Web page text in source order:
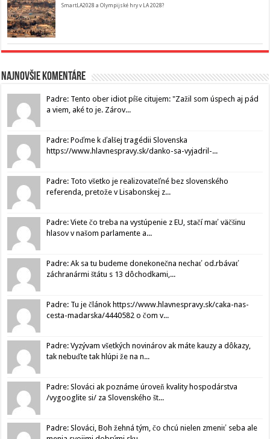
SmartLA2028 a Olympijské hry v LA 2028?
Najnovšie komentáre
Padre: Tento ober idiot píše citujem: "Zažil som úspech aj pád
a viem, aké to je. Zárov...
Padre: Poďme k ďalšej tragédii Slovenska
https://www.hlavnespravy.sk/danko-sa-vyjadril-...
Padre: Toto všetko je realizovateľné bez slovenského
referenda, pretože v Lisabonskej z...
Padre: Viete čo treba na vystúpenie z EU, stačí mať väčšinu
hlasov v našom parlamente a...
Padre: Ak sa tu budeme donekonečna nechať od.rbávať
záchranármi štátu s 13 dôchodkami,...
Padre: Tu je článok https://www.hlavnespravy.sk/caka-nas-
cesta-madarska/4440582 o čom v...
Padre: Vyzývam všetkých novinárov ak máte kauzy a dôkazy,
tak nebuďte tak hlúpi že na n...
Padre: Slováci ak poznáme úroveň kvality hospodárstva
/vygooglite si/ za Slovenského št...
Padre: Slováci, Boh žehná tým, čo chcú nielen zmeniť seba ale